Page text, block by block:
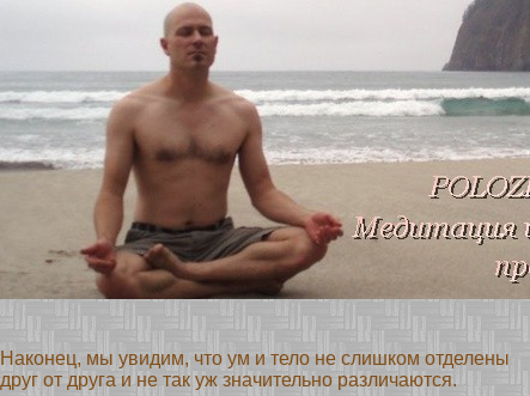
Наконец, мы увидим, что ум и тело не слишком отделены
друг от друга и не так уж значительно различаются.